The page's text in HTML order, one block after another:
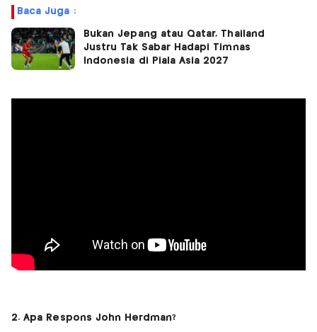
Baca Juga :
Bukan Jepang atau Qatar, Thailand
Justru Tak Sabar Hadapi Timnas
Indonesia di Piala Asia 2027
2. Apa Respons John Herdman?